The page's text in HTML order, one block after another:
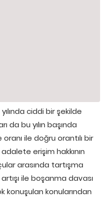
ciddi bir şekilde
da bu yılın başında
ile doğru orantılı bir
erişim hakkının
arasında tartışma
ile boşanma davası
konuşulan konularından